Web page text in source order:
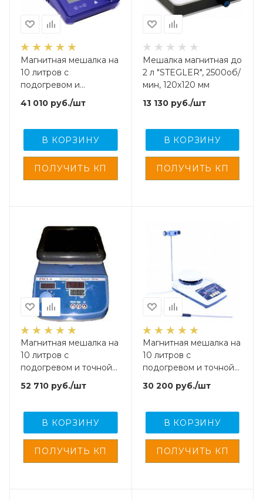
Магнитная мешалка на
10 литров с
подогревом и
температуры до 380
41 010 руб./шт
В КОРЗИНУ
Мешалка магнитная до
2 л "STEGLER", 2500об/
мин, 120х120 мм
13 130руб./шт
В КОРЗИНУ
Магнитная мешалка на
10 литров с
подогревом и точной
установкой
температуры, 280х280
52 710 руб./шт
В КОРЗИНУ
Магнитная мешалка на
10 литров с
подогревом и точной
установкой
температуры, 140х140
30 200руб./шт
В КОРЗИНУ